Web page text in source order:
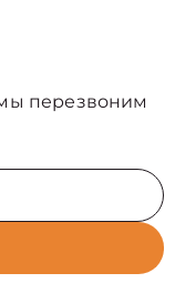
перезвоним